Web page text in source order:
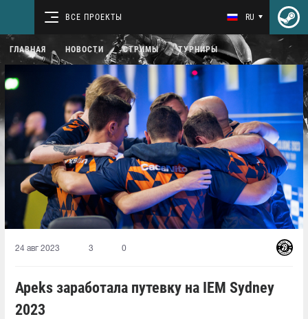
ВСЕ ПРОЕКТЫ RU
ГЛАВНАЯ НОВОСТИ СТРИМЫ ТУРНИРЫ
24 авг 2023 3 0
Apeks заработала путевку на IEM Sydney
2023